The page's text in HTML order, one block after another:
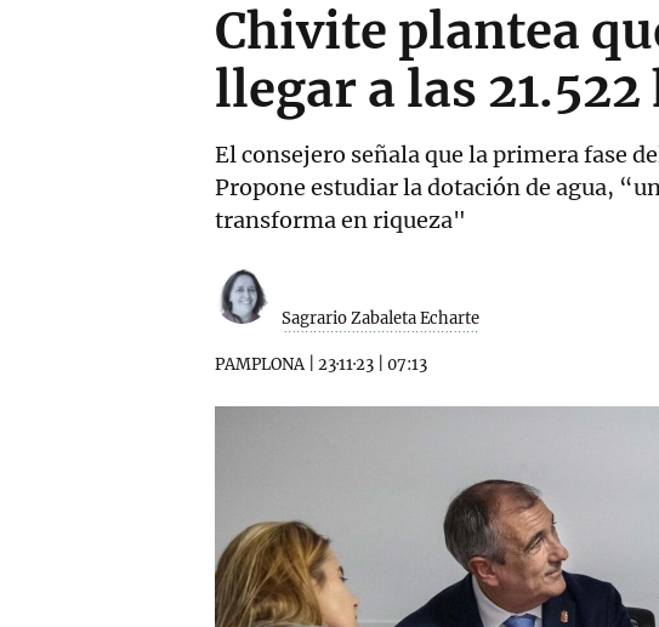
Chivite plantea
llegar a las
El consejero señala que la primera fase
Propone estudiar la dotación de agua,
transforma en riqueza"
Sagrario Zabaleta Echarte
PAMPLONA| 23·11·23 07:13